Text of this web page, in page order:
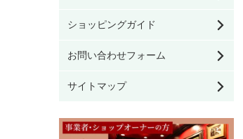
看板／サインプレート
家具のお手入れ用品
ショッピングガイド
お問い合わせフォーム
サイトマップ